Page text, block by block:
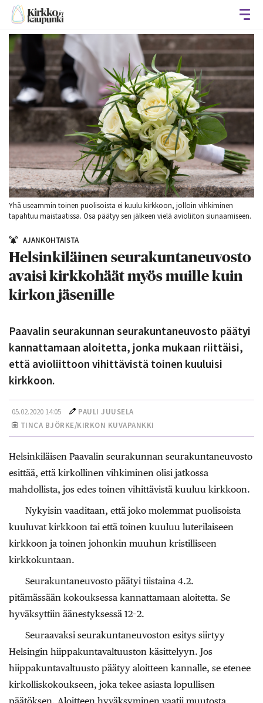
Yhä useammin toinen puolisoista ei kuulu kirkkoon, jolloin vihkiminen
tapahtuu maistaatissa. Osa päätyy sen jälkeen vielä avioliiton siunaamiseen.
AJANKOHTAISTA
Helsinkiläinen seurakuntaneuvosto
avaisi kirkkohäät myös muille kuin
kirkon jäsenille
Paavalin seurakunnan seurakuntaneuvosto päätyi
kannattamaan aloitetta, jonka mukaan riittäisi,
että avioliittoon vihittävistä toinen kuuluisi
kirkkoon.
05.02.2020 14:05
PAULI JUUSELA
TINCA BJÖRKE/KIRKON KUVAPANKKI
Helsinkiläisen Paavalin seurakunnan seurakuntaneuvosto
esittää, että kirkollinen vihkiminen olisi jatkossa
mahdollista, jos edes toinen vihittävistä kuuluu kirkkoon.
Nykyisin vaaditaan, että joko molemmat puolisoista
kuuluvat kirkkoon tai että toinen kuuluu luterilaiseen
kirkkoon ja toinen johonkin muuhun kristilliseen
kirkkokuntaan.
Seurakuntaneuvosto päätyi tiistaina 4.2.
pitämässään kokouksessa kannattamaan aloitetta. Se
hyväksyttiin äänestyksessä 12–2.
Seuraavaksi seurakuntaneuvoston esitys siirtyy
Helsingin hiippakuntavaltuuston käsittelyyn. Jos
hiippakuntavaltuusto päätyy aloitteen kannalle, se etenee
kirkolliskokoukseen, joka tekee asiasta lopullisen
päätöksen. Aloitteen hyväksyminen vaatii muutosta